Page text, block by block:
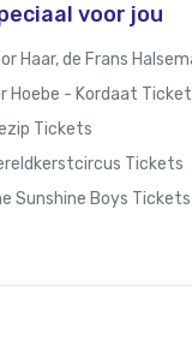
voor jou
Haar, de Frans
Hoebe - Kordaat
Tickets
Tickets
Sunshine Boys Tickets